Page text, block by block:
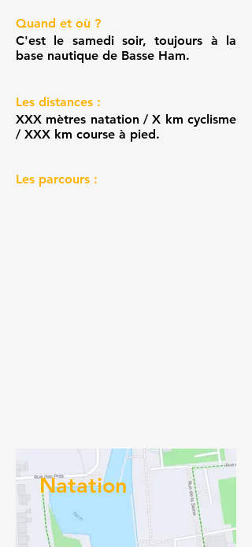
Quand et où ?
C'est le samedi soir, toujours à la
base nautique de Basse Ham.
Les distances :
XXX mètres natation / X km cyclisme
/ XXX km course à pied.​
Les parcours :
Natation